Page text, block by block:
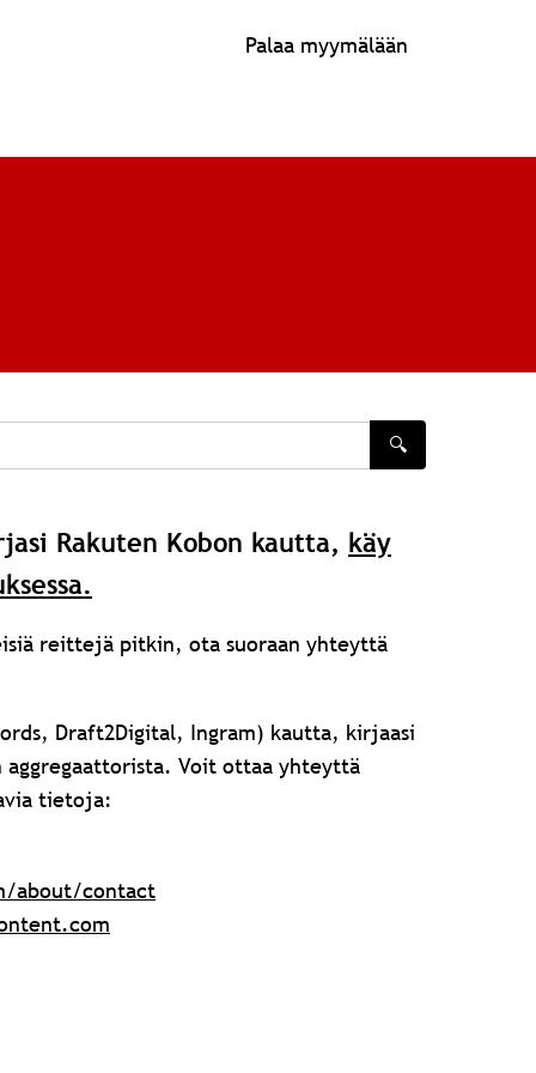
Palaa myymälään
🔍
Rakuten Kobon kautta, käy
reittejä pitkin, ota suoraan yhteyttä
Draft2Digital, Ingram) kautta, kirjaasi
Voit ottaa yhteyttä
tietoja:
about/contact